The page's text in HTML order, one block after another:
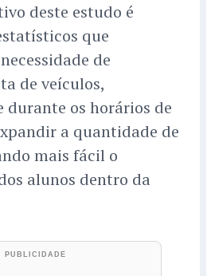
deste estudo é
que
de
de veículos,
os horários de
a quantidade de
mais fácil o
alunos dentro da